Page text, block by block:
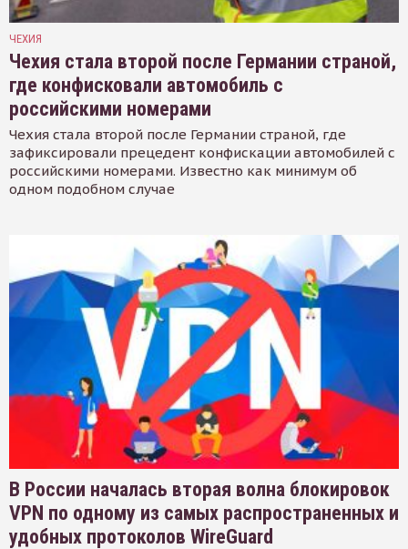
ЧЕХИЯ
Чехия стала второй после Германии страной,
где конфисковали автомобиль с
российскими номерами
Чехия стала второй после Германии страной, где
зафиксировали прецедент конфискации автомобилей с
российскими номерами. Известно как минимум об
одном подобном случае
В России началась вторая волна блокировок
VPN по одному из самых распространенных и
удобных протоколов WireGuard